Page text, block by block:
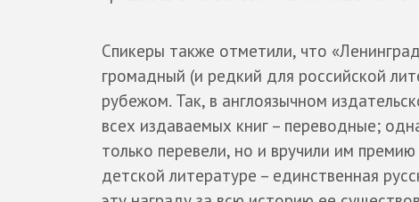
Спикеры также отметили, что
громадный (и редкий для российской
рубежом. Так, в англоязычном
всех издаваемых книг – переводные;
только перевели, но и вручили им
детской литературе – единственная